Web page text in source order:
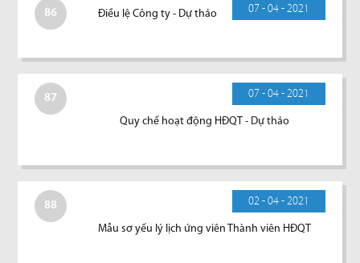
86 07 - 04 - 2021
Điều lệ Công ty - Dự thảo
87 07 - 04 - 2021
Quy chế hoạt động HĐQT - Dự thảo
88 02 - 04 - 2021
Mẫu sơ yếu lý lịch ứng viên Thành viên HĐQT